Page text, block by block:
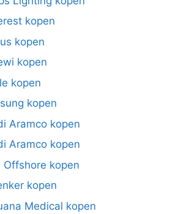
kopen
kopen
kopen
kopen
kopen
Aramco kopen
Aramco kopen
Offshore kopen
kopen
Medical kopen